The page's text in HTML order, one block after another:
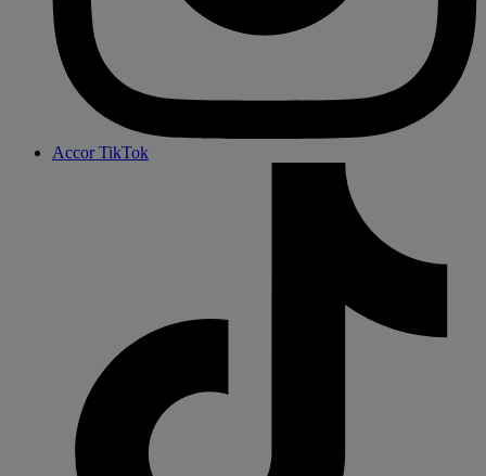
Accor TikTok